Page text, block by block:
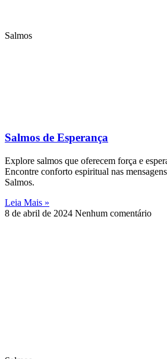
Salmos
Salmos de Esperança
Explore salmos que oferecem força e
Encontre conforto espiritual nas
Salmos.
Leia Mais »
8 de abril de 2024 Nenhum comentário